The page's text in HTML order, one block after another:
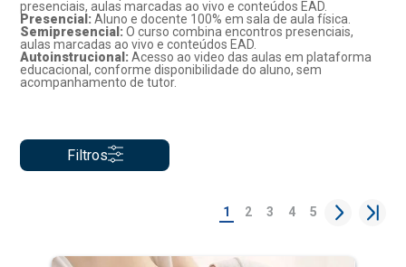
presenciais, aulas marcadas ao vivo e conteúdos EAD.
Presencial:Aluno e docente 100% em sala de aula física.
Semipresencial:O curso combina encontros presenciais,
aulas marcadas ao vivo e conteúdos EAD.
Autoinstrucional:Acesso ao video das aulas em plataforma
educacional, conforme disponibilidade do aluno, sem
acompanhamento de tutor.
Filtros
1 2 3 4 5